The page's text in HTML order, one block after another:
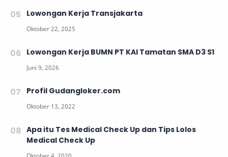
Lowongan Kerja Transjakarta
Lowongan Kerja BUMN PT KAI Tamatan SMA D3 S1
Profil Gudangloker.com
Apa itu Tes Medical Check Up dan Tips Lolos
Medical Check Up